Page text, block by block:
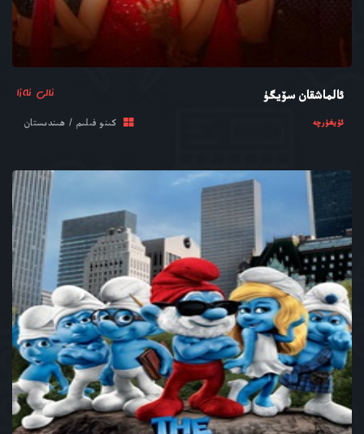
ئالماشقان سۆيگۈ ئالى ئەزا
ئۇيغۇرچە كىنو فىلىم / ھىندىستان